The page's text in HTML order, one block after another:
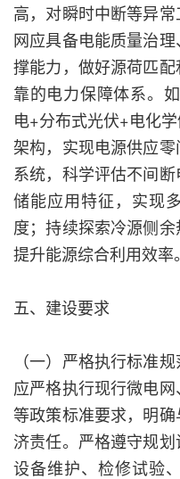
高，对瞬时中断等异
网应具备电能质量治
撑能力，做好源荷匹
靠的电力保障体系。
电+分布式光伏+电化
架构，实现电源供应
系统，科学评估不间
储能应用特征，实现
度；持续探索冷源侧余
提升能源综合利用效率。
五、建设要求
（一）严格执行标准
应严格执行现行微电
等政策标准要求，明
济责任。严格遵守规划
设备维护、检修试验